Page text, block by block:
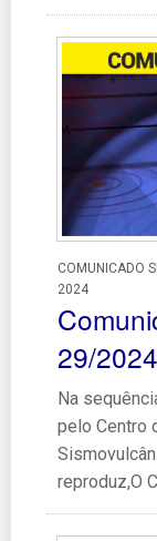
COMUNICADO
2024
29/2024
Na
pelo Centro
reproduz,O